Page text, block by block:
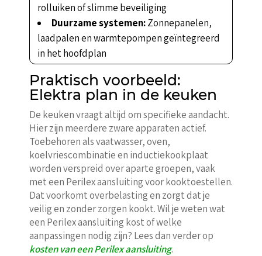
rolluiken of slimme beveiliging
Duurzame systemen:Zonnepanelen,
laadpalen en warmtepompen geïntegreerd
in het hoofdplan
Praktisch voorbeeld:
Elektra plan in de keuken
De keuken vraagt altijd om specifieke aandacht.
Hier zijn meerdere zware apparaten actief.
Toebehoren als vaatwasser, oven,
koelvriescombinatie en inductiekookplaat
worden verspreid over aparte groepen, vaak
met een Perilex aansluiting voor kooktoestellen.
Dat voorkomt overbelasting en zorgt dat je
veilig en zonder zorgen kookt. Wil je weten wat
een Perilex aansluiting kost of welke
aanpassingen nodig zijn? Lees dan verder op
kosten van een Perilex aansluiting.